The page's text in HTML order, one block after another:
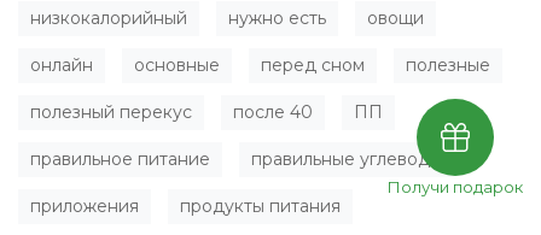
низкокалорийный нужно есть овощи
онлайн основные перед сном полезные
полезный перекус после 40 ПП
правильное питание правильные углеводы
приложения продукты питания
Получи подарок